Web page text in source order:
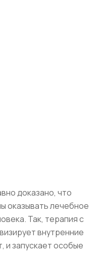
доказано, что
оказывать лечебное
Так, терапия с
внутренние
и запускает особые